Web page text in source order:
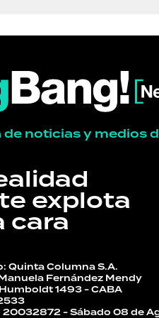
de noticias y medios
explota
cara
Quinta Columna S.A.
Fernández Mendy
1493 - CABA
20032872 - Sábado 08 de